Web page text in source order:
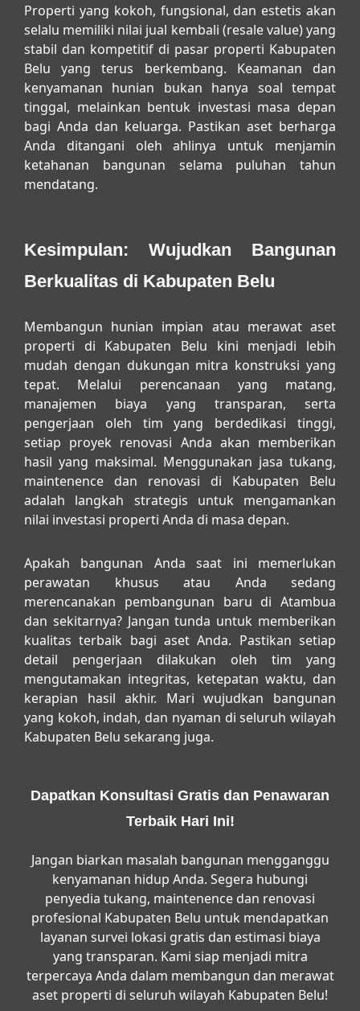
Properti yang kokoh, fungsional, dan estetis akan
selalu memiliki nilai jual kembali (resale value) yang
stabil dan kompetitif di pasar properti Kabupaten
Belu yang terus berkembang. Keamanan dan
kenyamanan hunian bukan hanya soal tempat
tinggal, melainkan bentuk investasi masa depan
bagi Anda dan keluarga. Pastikan aset berharga
Anda ditangani oleh ahlinya untuk menjamin
ketahanan bangunan selama puluhan tahun
mendatang.
Kesimpulan: Wujudkan Bangunan
Berkualitas di Kabupaten Belu
Membangun hunian impian atau merawat aset
properti di Kabupaten Belu kini menjadi lebih
mudah dengan dukungan mitra konstruksi yang
tepat. Melalui perencanaan yang matang,
manajemen biaya yang transparan, serta
pengerjaan oleh tim yang berdedikasi tinggi,
setiap proyek renovasi Anda akan memberikan
hasil yang maksimal. Menggunakan jasa tukang,
maintenence dan renovasi di Kabupaten Belu
adalah langkah strategis untuk mengamankan
nilai investasi properti Anda di masa depan.
Apakah bangunan Anda saat ini memerlukan
perawatan khusus atau Anda sedang
merencanakan pembangunan baru di Atambua
dan sekitarnya? Jangan tunda untuk memberikan
kualitas terbaik bagi aset Anda. Pastikan setiap
detail pengerjaan dilakukan oleh tim yang
mengutamakan integritas, ketepatan waktu, dan
kerapian hasil akhir. Mari wujudkan bangunan
yang kokoh, indah, dan nyaman di seluruh wilayah
Kabupaten Belu sekarang juga.
Dapatkan Konsultasi Gratis dan Penawaran
Terbaik Hari Ini!
Jangan biarkan masalah bangunan mengganggu
kenyamanan hidup Anda. Segera hubungi
penyedia tukang, maintenence dan renovasi
profesional Kabupaten Belu untuk mendapatkan
layanan survei lokasi gratis dan estimasi biaya
yang transparan. Kami siap menjadi mitra
terpercaya Anda dalam membangun dan merawat
aset properti di seluruh wilayah Kabupaten Belu!